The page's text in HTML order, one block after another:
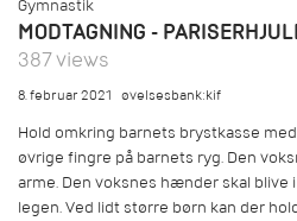
Gymnastik
MODTAGNING -
387 views
8. februar 2021 øvelsesbank:kif
Hold omkring barnets brystkasse
øvrige fingre på barnets ryg. Den
arme. Den voksnes hænder skal blive
legen. Ved lidt større børn kan der